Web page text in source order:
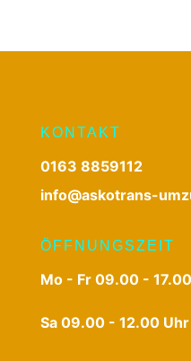
KONTAKT
0163 8859112
info@askotrans-
ÖFFNUNGSZEIT
Mo - Fr 09.00 -
Sa 09.00 - 12.00 Uhr